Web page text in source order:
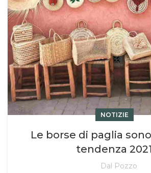
NOTIZIE
Le borse di paglia
tendenza 2021
Dal Pozzo